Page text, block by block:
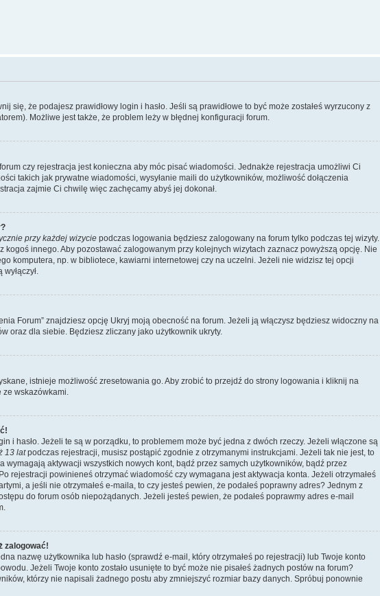
się, że podajesz prawidłowy login i hasło. Jeśli są prawidłowe to być może zostałeś wyrzucony z
Możliwe jest także, że problem leży w błędnej konfiguracji forum.
czy rejestracja jest konieczna aby móc pisać wiadomości. Jednakże rejestracja umożliwi Ci
takich jak prywatne wiadomości, wysyłanie maili do użytkowników, możliwość dołączenia
zajmie Ci chwilę więc zachęcamy abyś jej dokonał.
przy każdej wizycie podczas logowania będziesz zalogowany na forum tylko podczas tej wizyty.
kogoś innego. Aby pozostawać zalogowanym przy kolejnych wizytach zaznacz powyższą opcję. Nie
komputera, np. w bibliotece, kawiarni internetowej czy na uczelni. Jeżeli nie widzisz tej opcji
Forum” znajdziesz opcję Ukryj moją obecność na forum. Jeżeli ją włączysz będziesz widoczny na
oraz dla siebie. Będziesz zliczany jako użytkownik ukryty.
istnieje możliwość zresetowania go. Aby zrobić to przejdź do strony logowania i kliknij na
ze wskazówkami.
i hasło. Jeżeli te są w porządku, to problemem może być jedna z dwóch rzeczy. Jeżeli włączone są
13 latpodczas rejestracji, musisz postąpić zgodnie z otrzymanymi instrukcjami. Jeżeli tak nie jest, to
wymagają aktywacji wszystkich nowych kont, bądź przez samych użytkowników, bądź przez
rejestracji powinieneś otrzymać wiadomość czy wymagana jest aktywacja konta. Jeżeli otrzymałeś
a jeśli nie otrzymałeś e-maila, to czy jesteś pewien, że podałeś poprawny adres? Jednym z
do forum osób niepożądanych. Jeżeli jesteś pewien, że podałeś poprawmy adres e-mail
zalogować!
nazwę użytkownika lub hasło (sprawdź e-mail, który otrzymałeś po rejestracji) lub Twoje konto
Jeżeli Twoje konto zostało usunięte to być może nie pisałeś żadnych postów na forum?
którzy nie napisali żadnego postu aby zmniejszyć rozmiar bazy danych. Spróbuj ponownie